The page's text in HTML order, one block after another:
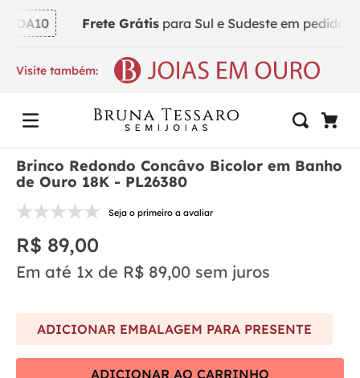
Frete Grátispara Sul e Sudeste em pedidos a
Visite também:
Brinco Redondo Concâvo Bicolor em Banho
de Ouro 18K - PL26380
Seja o primeiro a avaliar
R$ 89,00
Em até 1x de R$ 89,00 sem juros
ADICIONAR EMBALAGEM PARA PRESENTE
ADICIONAR AO CARRINHO